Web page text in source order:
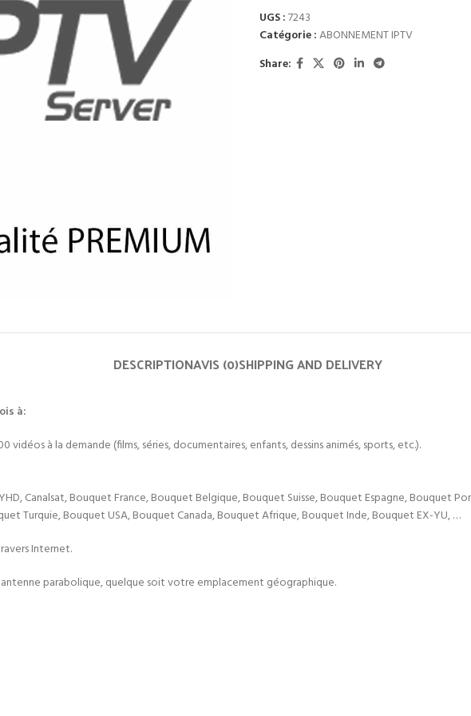
UGS :7243
Catégorie :ABONNEMENT IPTV
Share:
DESCRIPTIONAVIS (0)SHIPPING AND DELIVERY
à:
vidéos à la demande (films, séries, documentaires, enfants, dessins animés, sports, etc.).
Canalsat, Bouquet France, Bouquet Belgique, Bouquet Suisse, Bouquet Espagne, Bouquet
Turquie, Bouquet USA, Bouquet Canada, Bouquet Afrique, Bouquet Inde, Bouquet EX-YU, …
Internet.
parabolique, quelque soit votre emplacement géographique.